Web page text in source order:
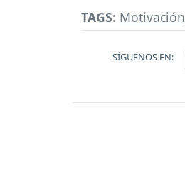
TAGS: Motivación
SÍGUENOS EN: